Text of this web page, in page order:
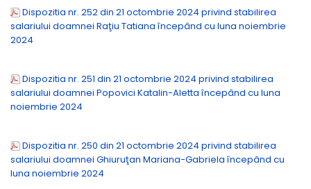
Dispozitia nr. 252 din 21 octombrie 2024 privind stabilirea
salariului doamnei Raţiu Tatiana începând cu luna noiembrie
2024
Dispozitia nr. 251 din 21 octombrie 2024 privind stabilirea
salariului doamnei Popovici Katalin-Aletta începând cu luna
noiembrie 2024
Dispozitia nr. 250 din 21 octombrie 2024 privind stabilirea
salariului doamnei Ghiuruţan Mariana-Gabriela începând cu
luna noiembrie 2024